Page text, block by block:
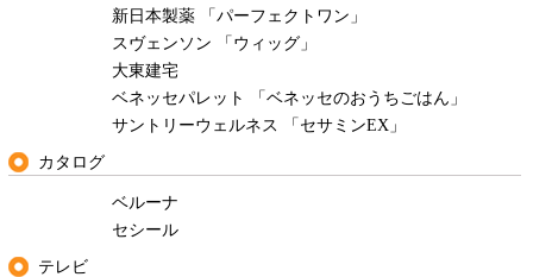
新日本製薬 「パーフェクトワン」
スヴェンソン 「ウィッグ」
大東建宅
ベネッセパレット 「ベネッセのおうちごはん」
サントリーウェルネス 「セサミンEX」
カタログ
ベルーナ
セシール
テレビ